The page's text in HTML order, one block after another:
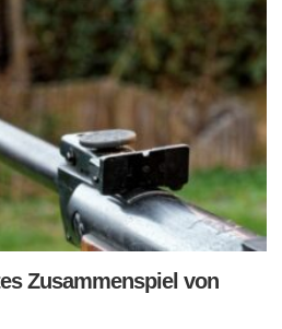
Zusammenspiel von